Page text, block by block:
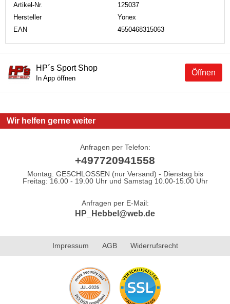
Artikel-Nr.
125037
Hersteller
Yonex
EAN
4550468315063
Öffnen
HP´s Sport Shop
In App öffnen
Wir helfen gerne weiter
Anfragen per Telefon:
+497720941558
Montag: GESCHLOSSEN (nur Versand) - Dienstag bis
Freitag: 16.00 - 19.00 Uhr und Samstag 10.00-15.00 Uhr
Anfragen per E-Mail:
HP_Hebbel@web.de
Impressum AGB Widerrufsrecht